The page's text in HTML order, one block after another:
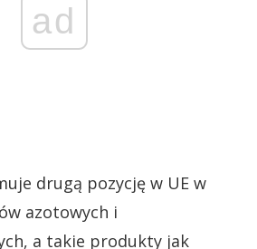
ad
drugą pozycję w UE w
azotowych i
a takie produkty jak